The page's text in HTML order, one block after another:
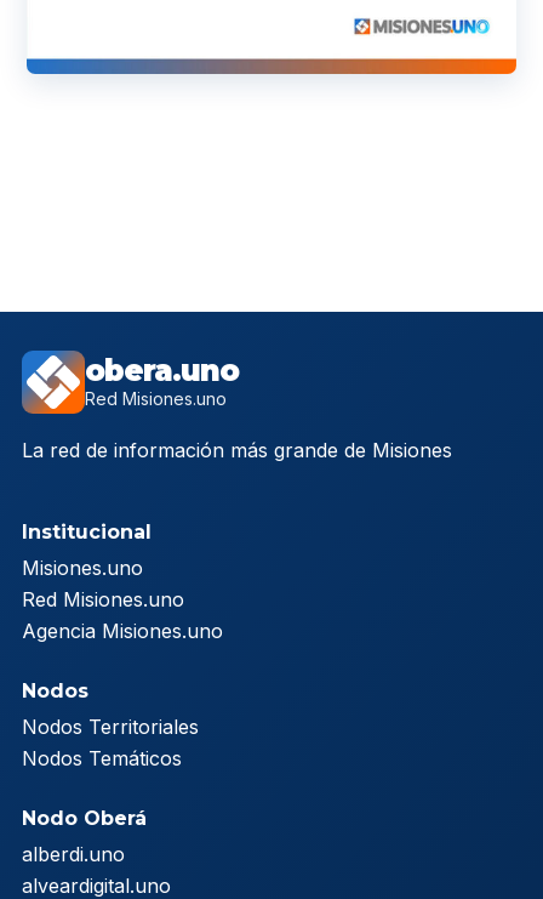
obera.uno
Red Misiones.uno
La red de información más grande de Misiones
Institucional
Misiones.uno
Red Misiones.uno
Agencia Misiones.uno
Nodos
Nodos Territoriales
Nodos Temáticos
Nodo Oberá
alberdi.uno
alveardigital.uno